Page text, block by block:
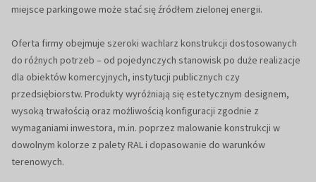
miejsce parkingowe może stać się źródłem zielonej energii.
Oferta firmy obejmuje szeroki wachlarz konstrukcji dostosowanych
do różnych potrzeb – od pojedynczych stanowisk po duże realizacje
dla obiektów komercyjnych, instytucji publicznych czy
przedsiębiorstw. Produkty wyróżniają się estetycznym designem,
wysoką trwałością oraz możliwością konfiguracji zgodnie z
wymaganiami inwestora, m.in. poprzez malowanie konstrukcji w
dowolnym kolorze z palety RAL i dopasowanie do warunków
terenowych.